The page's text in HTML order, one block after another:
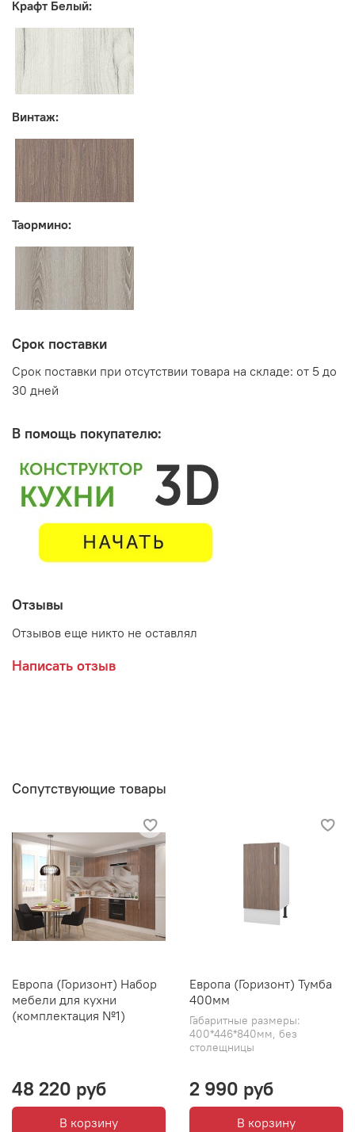
Крафт Белый:
Винтаж:
Таормино:
Срок поставки
Срок поставки при отсутствии товара на складе: от 5 до
30 дней
В помощь покупателю:
Отзывы
Отзывов еще никто не оставлял
Написать отзыв
Сопутствующие товары
Европа (Горизонт) Набор
мебели для кухни
(комплектация №1)
48 220 руб
В корзину
Европа (Горизонт) Тумба
400мм
Габаритные размеры:
400*446*840мм, без
столещницы
2 990 руб
В корзину